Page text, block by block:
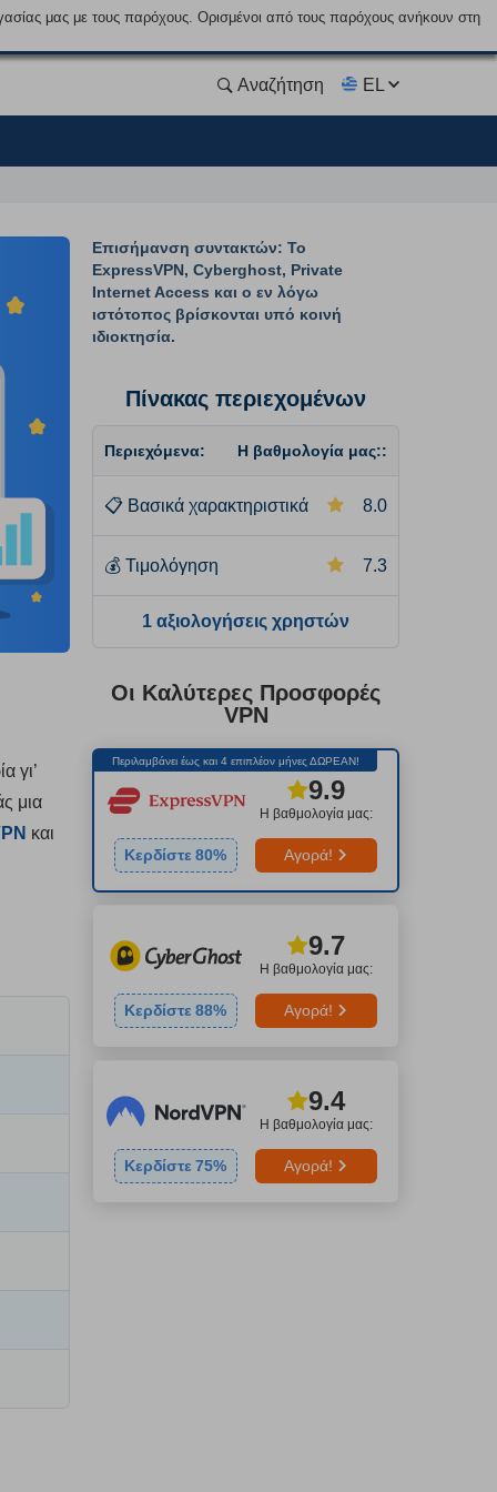
μας με τους παρόχους. Ορισμένοι από τους παρόχους ανήκουν στη
Αναζήτηση EL
γι’
μια
και
Επισήμανση συντακτών: Το
ExpressVPN, Cyberghost, Private
Internet Access και ο εν λόγω
ιστότοπος βρίσκονται υπό κοινή
ιδιοκτησία.
Πίνακας περιεχομένων
Περιεχόμενα: Η βαθμολογία μας::
📋 Βασικά χαρακτηριστικά 8.0
💰 Τιμολόγηση 7.3
1 αξιολογήσεις χρηστών
Οι Καλύτερες Προσφορές
VPN
Περιλαμβάνει έως και 4 επιπλέον μήνες ΔΩΡΕΑΝ!
Η βαθμολογία μας:
9.9
Κερδίστε 80% Αγορά!
Η βαθμολογία μας:
9.7
Κερδίστε 88% Αγορά!
Η βαθμολογία μας:
9.4
Κερδίστε 75% Αγορά!